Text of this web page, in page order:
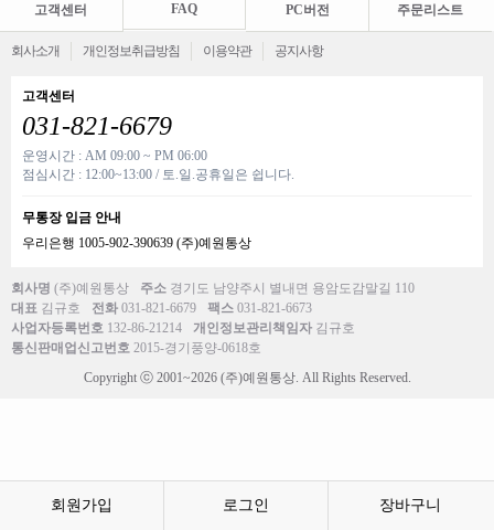
회원가입 로그인 장바구니
고객센터 FAQ PC버전 주문리스트
회사소개 개인정보취급방침 이용약관 공지사항
고객센터
031-821-6679
운영시간 : AM 09:00 ~ PM 06:00
점심시간 : 12:00~13:00 / 토.일.공휴일은 쉽니다.
무통장 입금 안내
우리은행 1005-902-390639 (주)예원통상
회사명 (주)예원통상 주소 경기도 남양주시 별내면 용암도감말길 110
대표 김규호 전화 031-821-6679 팩스 031-821-6673
사업자등록번호 132-86-21214 개인정보관리책임자 김규호
통신판매업신고번호 2015-경기풍양-0618호
Copyright ⓒ 2001~2026 (주)예원통상. All Rights Reserved.